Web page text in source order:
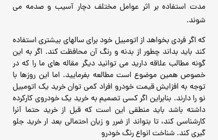
مدت استفاده بر اثر عوامل مختلف دچار آسیب و صدمه می
شوند.
که اگر فردی بخواهد از اتومبیل خود برای سالهای بیشتری استفاده
کند باید بداند چطور از بدنه و رنگ آن محافظت کند. اگر به این
گونه مطالب علاقه دارید می توانید دیگر مقاله های ما را که در
خصوص همین موضوع است مطالعه بفرمایید. اما این روزها با
توجه به افزایش قیمت خودرو افراد کمی توان خرید یک اتومبیل
نو را دارند. بنابراین اگر کسی تصمیم به خرید یک خودروی کارکرده
داشته باشد باید منطقی این است که قبل از خرید حتما آنرا
کارشناسی کند، تا بتواند از ضرر و زیان احتمالی بعد ار خرید جلو
گیری کند. شناخت انواع رنگ خودرو